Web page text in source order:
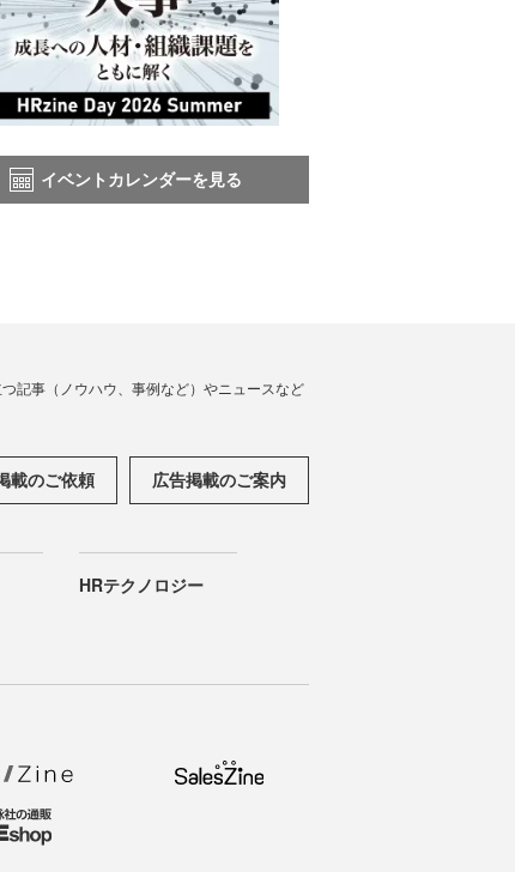
イベントカレンダーを見る
記事（ノウハウ、事例など）やニュースなど
載のご依頼 広告掲載のご案内
HRテクノロジー